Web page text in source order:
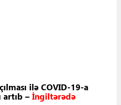
ilə COVID-19-a
artıb – İngiltərədə